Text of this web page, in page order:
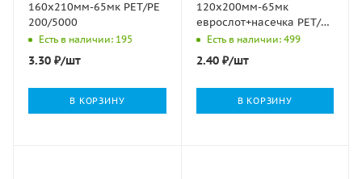
160х210мм-65мк РЕТ/РЕ
200/5000
Есть в наличии: 195
3.30 ₽/шт
В КОРЗИНУ
120х200мм-65мк
еврослот+насечка РЕТ/РЕ
200/3000
Есть в наличии: 499
2.40₽/шт
В КОРЗИНУ